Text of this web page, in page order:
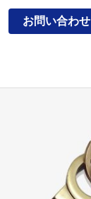
お問い合わせ